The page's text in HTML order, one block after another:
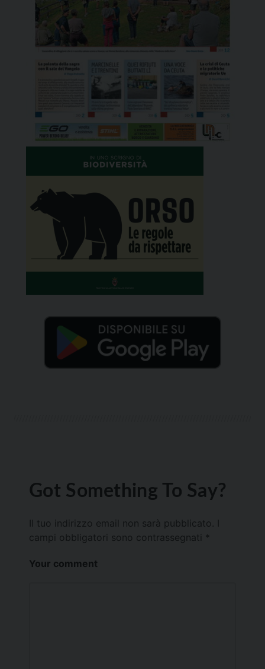
Got Something To Say?
Il tuo indirizzo email non sarà pubblicato.
campi obbligatori sono contrassegnati *
Your comment